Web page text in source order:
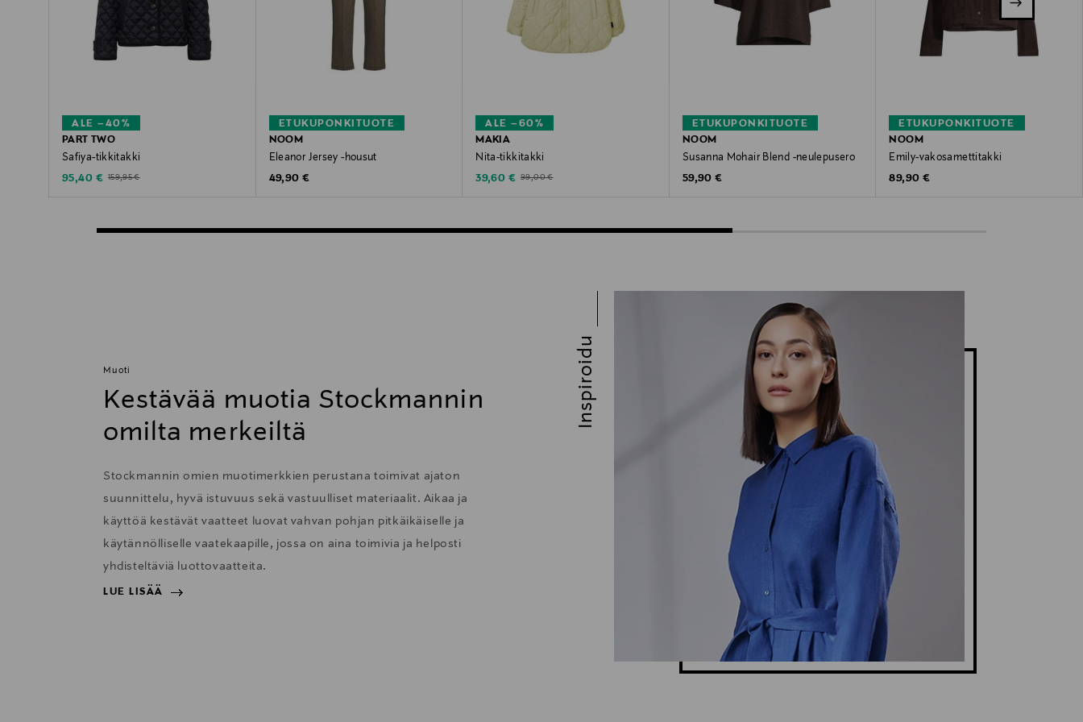
ALE –40%
PART TWO
Safiya-tikkitakki
Discounted Price
95,40 € Original Price
159,95 €
ETUKUPONKITUOTE
NOOM
Eleanor Jersey -housut
Original Price
49,90 €
ALE –60%
MAKIA
Nita-tikkitakki
Discounted Price
39,60 € Original Price
99,00 €
ETUKUPONKITUOTE
NOOM
Susanna Mohair Blend -neulepusero
Original Price
59,90 €
ETUKUPONKITUOTE
NOOM
Emily-vakosamettitakki
Original Price
89,90 €
Muoti
Kestävää muotia Stockmannin
omilta merkeiltä
Stockmannin omien muotimerkkien perustana toimivat ajaton
suunnittelu, hyvä istuvuus sekä vastuulliset materiaalit. Aikaa ja
käyttöä kestävät vaatteet luovat vahvan pohjan pitkäikäiselle ja
käytännölliselle vaatekaapille, jossa on aina toimivia ja helposti
yhdisteltäviä luottovaatteita.
LUE LISÄÄ
Inspiroidu